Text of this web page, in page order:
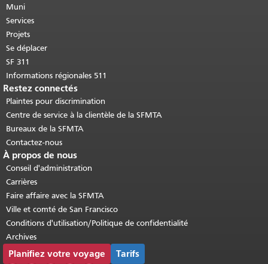
cette page se répète sur chaque page.
Retour au haut du contenu principal
Muni
Services
Projets
Se déplacer
SF 311
Informations régionales 511
Restez connectés
Plaintes pour discrimination
Centre de service à la clientèle de la SFMTA
Bureaux de la SFMTA
Contactez-nous
À propos de nous
Conseil d'administration
Carrières
Faire affaire avec la SFMTA
Ville et comté de San Francisco
Conditions d'utilisation/Politique de confidentialité
Archives
Planifiez votre voyage Tarifs